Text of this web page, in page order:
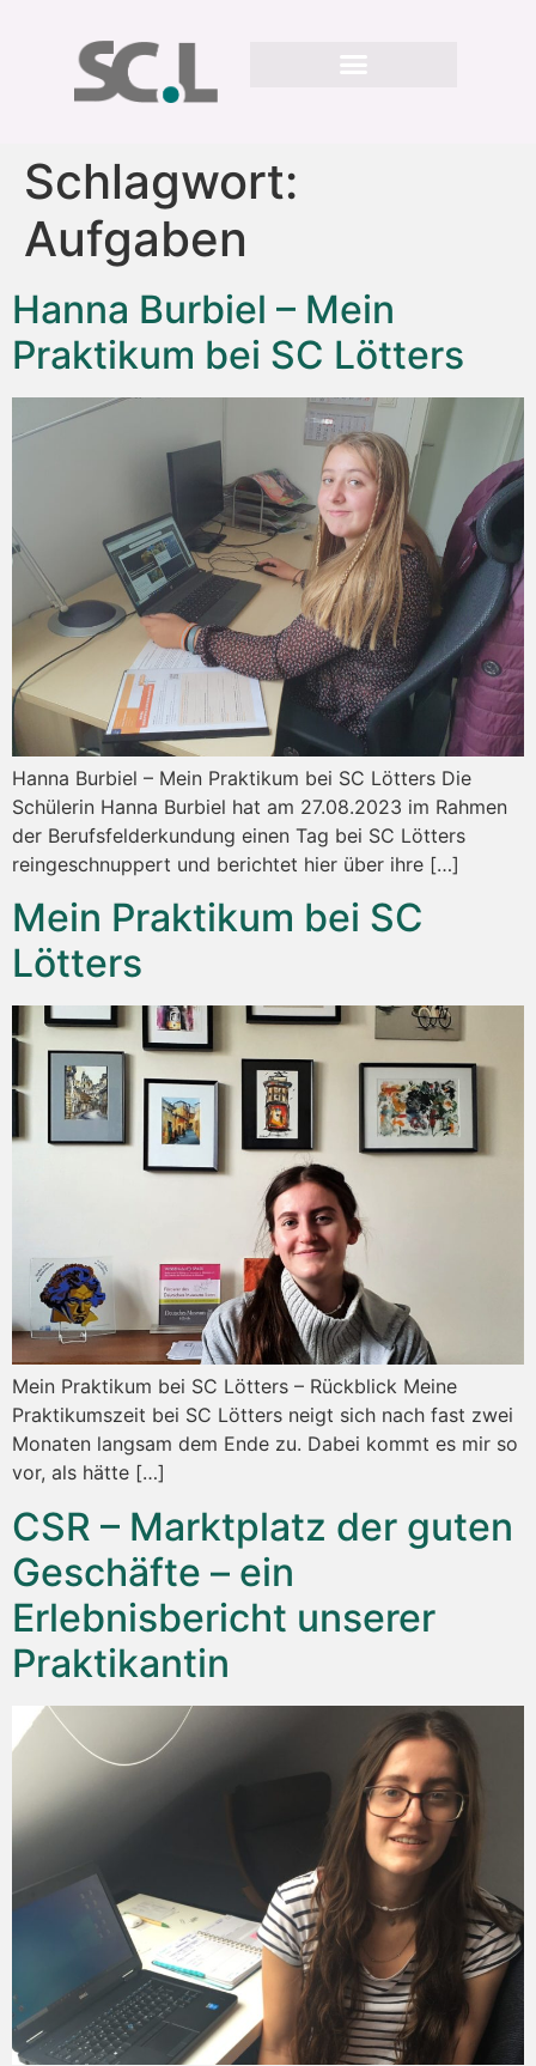
Schlagwort:
Aufgaben
Hanna Burbiel – Mein
Praktikum bei SC Lötters
Hanna Burbiel – Mein Praktikum bei SC Lötters Die
Schülerin Hanna Burbiel hat am 27.08.2023 im Rahmen
der Berufsfelderkundung einen Tag bei SC Lötters
reingeschnuppert und berichtet hier über ihre […]
Mein Praktikum bei SC
Lötters
Mein Praktikum bei SC Lötters – Rückblick Meine
Praktikumszeit bei SC Lötters neigt sich nach fast zwei
Monaten langsam dem Ende zu. Dabei kommt es mir so
vor, als hätte […]
CSR – Marktplatz der guten
Geschäfte – ein
Erlebnisbericht unserer
Praktikantin